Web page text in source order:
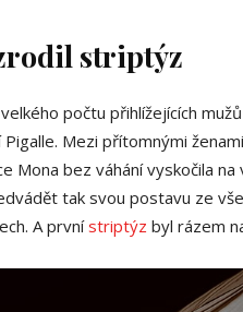
striptýz
počtu přihlížejících
Mezi přítomnými
Mona bez váhání vyskočila
tak svou postavu ze
A prvnístriptýz byl rázem